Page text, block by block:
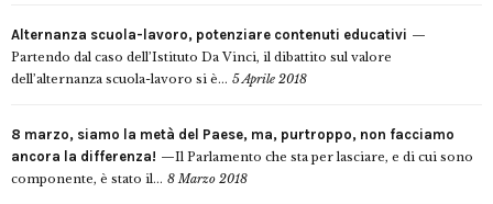
Alternanza scuola-lavoro, potenziare contenuti educativi
Partendo dal caso dell’Istituto Da Vinci, il dibattito sul valore
dell’alternanza scuola-lavoro si è... 5 Aprile 2018
8 marzo, siamo la metà del Paese, ma, purtroppo, non facciamo
ancora la differenza!
Il Parlamento che sta per lasciare, e di cui sono
componente, è stato il... 8 Marzo 2018